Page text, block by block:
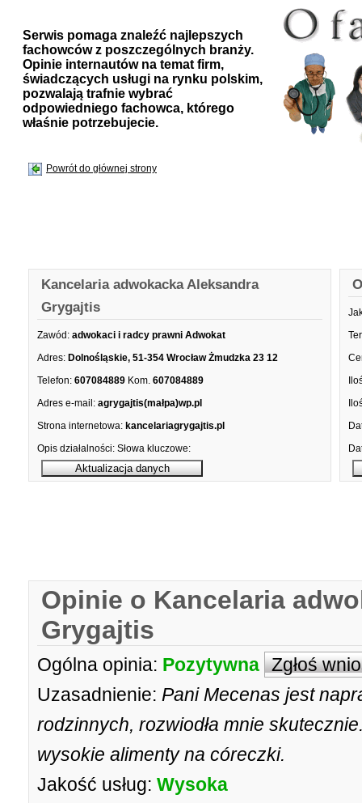
Serwis pomaga znaleźć najlepszych
fachowców z poszczególnych branży.
Opinie internautów na temat firm,
świadczących usługi na rynku polskim,
pozwalają trafnie wybrać
odpowiedniego fachowca, którego
właśnie potrzebujecie.
Powrót do głównej strony
Kancelaria adwokacka Aleksandra
Grygajtis
Zawód: adwokaci i radcy prawni Adwokat
Adres: Dolnośląskie, 51-354 Wrocław Żmudzka 23 12
Telefon: 607084889 Kom. 607084889
Adres e-mail: agrygajtis(małpa)wp.pl
Strona internetowa: kancelariagrygajtis.pl
Opis działalności: Słowa kluczowe:
Opinie o Kancelaria
Grygajtis
Ogólna opinia: Pozytywna Zgłoś
Uzasadnienie: Pani Mecenas jest
rodzinnych, rozwiodła mnie
wysokie alimenty na córeczki.
Jakość usług: Wysoka